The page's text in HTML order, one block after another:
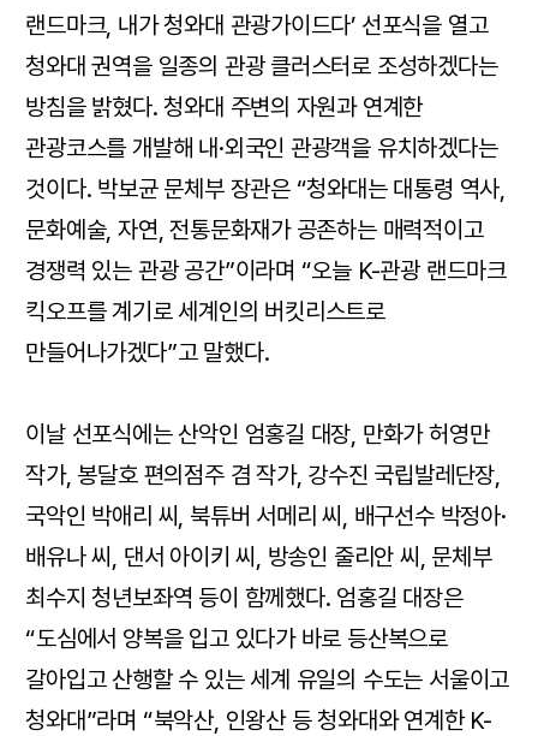
랜드마크, 내가 청와대 관광가이드다’ 선포식을 열고
청와대 권역을 일종의 관광 클러스터로 조성하겠다는
방침을 밝혔다. 청와대 주변의 자원과 연계한
관광코스를 개발해 내·외국인 관광객을 유치하겠다는
것이다. 박보균 문체부 장관은 “청와대는 대통령 역사,
문화예술, 자연, 전통문화재가 공존하는 매력적이고
경쟁력 있는 관광 공간”이라며 “오늘 K-관광 랜드마크
킥오프를 계기로 세계인의 버킷리스트로
만들어나가겠다”고 말했다.
이날 선포식에는 산악인 엄홍길 대장, 만화가 허영만
작가, 봉달호 편의점주 겸 작가, 강수진 국립발레단장,
국악인 박애리 씨, 북튜버 서메리 씨, 배구선수 박정아·
배유나 씨, 댄서 아이키 씨, 방송인 줄리안 씨, 문체부
최수지 청년보좌역 등이 함께했다. 엄홍길 대장은
“도심에서 양복을 입고 있다가 바로 등산복으로
갈아입고 산행할 수 있는 세계 유일의 수도는 서울이고
청와대”라며 “북악산, 인왕산 등 청와대와 연계한 K-